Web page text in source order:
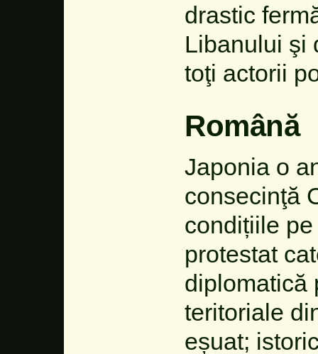
drastic
Libanului şi
toţi actorii
Română
Japonia o
consecinţă
condițiile
protestat
diplomatică
teritoriale
eșuat;